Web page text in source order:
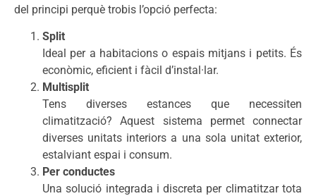
del principi perquè trobis l’opció perfecta:
Split
Ideal per a habitacions o espais mitjans i petits. És
econòmic, eficient i fàcil d’instal·lar.
Multisplit
Tens diverses estances que necessiten
climatització? Aquest sistema permet connectar
diverses unitats interiors a una sola unitat exterior,
estalviant espai i consum.
Per conductes
Una solució integrada i discreta per climatitzar tota